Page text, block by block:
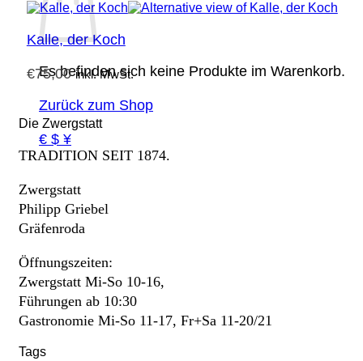
Es befinden sich keine Produkte im Warenkorb.
Zurück zum Shop
€ $ ¥
Kalle, der Koch
€75,00 inkl. MwSt.
Die Zwergstatt
TRADITION SEIT 1874.
Zwergstatt
Philipp Griebel
Gräfenroda
Öffnungszeiten:
Zwergstatt Mi-So 10-16,
Führungen ab 10:30
Gastronomie Mi-So 11-17, Fr+Sa 11-20/21
Tags